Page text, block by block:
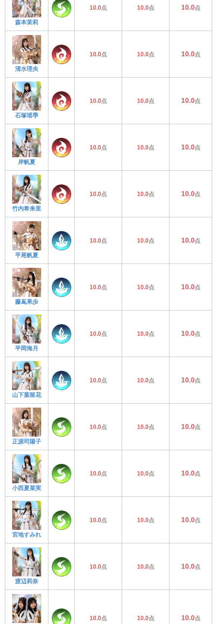
森本茉莉
10.0点 10.0点 10.0点
清水理央
10.0点 10.0点 10.0点
石塚瑶季
10.0点 10.0点 10.0点
岸帆夏
10.0点 10.0点 10.0点
竹内希来里
10.0点 10.0点 10.0点
平尾帆夏
10.0点 10.0点 10.0点
藤嶌果歩
10.0点 10.0点 10.0点
平岡海月
10.0点 10.0点 10.0点
山下葉留花
10.0点 10.0点 10.0点
正源司陽子
10.0点 10.0点 10.0点
小西夏菜実
10.0点 10.0点 10.0点
宮地すみれ
10.0点 10.0点 10.0点
渡辺莉奈
10.0点 10.0点 10.0点
10.0点 10.0点 10.0点